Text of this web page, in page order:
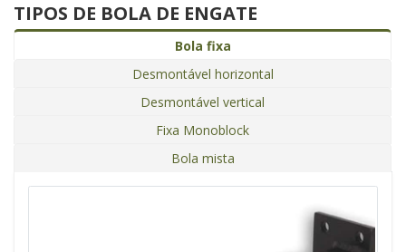
TIPOS DE BOLA DE ENGATE
Bola fixa
Desmontável horizontal
Desmontável vertical
Fixa Monoblock
Bola mista